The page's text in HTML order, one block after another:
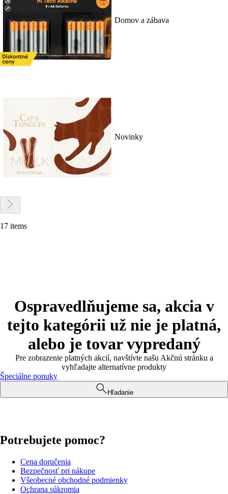
Domov a zábava
Novinky
17 items
Ospravedlňujeme sa, akcia v
tejto kategórii už nie je platná,
alebo je tovar vypredaný
Pre zobrazenie platných akcií, navštívte našu Akčnú stránku a
vyhľadajte alternatívne produkty
Špeciálne ponuky
Hľadanie
Potrebujete pomoc?
Cena doručenia
Bezpečnosť pri nákupe
Všeobecné obchodné podmienky
Ochrana súkromia